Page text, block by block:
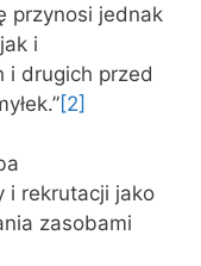
przynosi jednak
i
i drugich przed
[2]
i rekrutacji jako
zasobami